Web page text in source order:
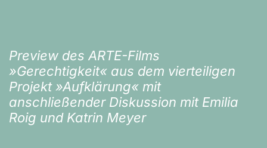
Preview des ARTE-Films
»Gerechtigkeit« aus dem vierteiligen
Projekt »Aufklärung« mit
anschließender Diskussion mit Emilia
Roig und Katrin Meyer